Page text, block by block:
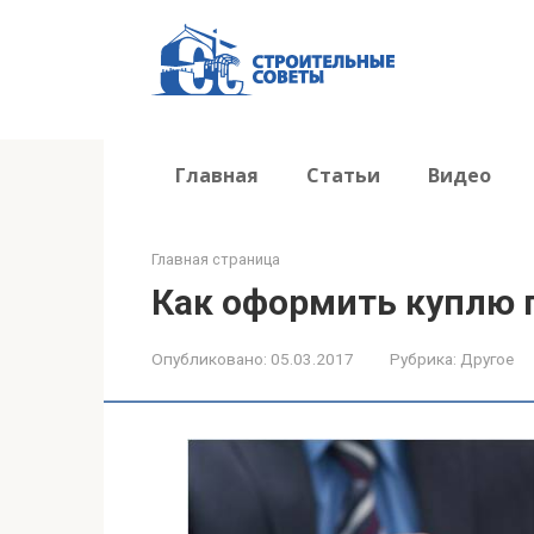
Главная Статьи Видео
Главная страница
Как оформить
Опубликовано: 05.03.2017 Рубрика: Другое